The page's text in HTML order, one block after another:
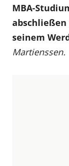
MBA-
seinem
Martienssen.